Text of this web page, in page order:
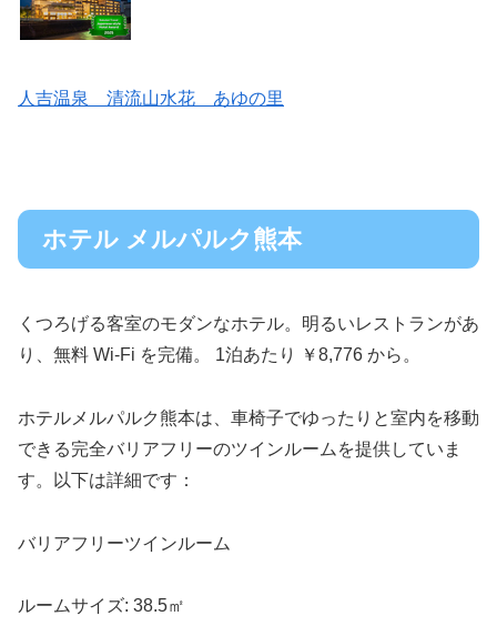
人吉温泉 清流山水花 あゆの里
ホテル メルパルク熊本
くつろげる客室のモダンなホテル。明るいレストランがあ
り、無料 Wi-Fi を完備。 1泊あたり ￥8,776 から。
ホテルメルパルク熊本は、車椅子でゆったりと室内を移動
できる完全バリアフリーのツインルームを提供していま
す。以下は詳細です：
バリアフリーツインルーム
ルームサイズ: 38.5㎡